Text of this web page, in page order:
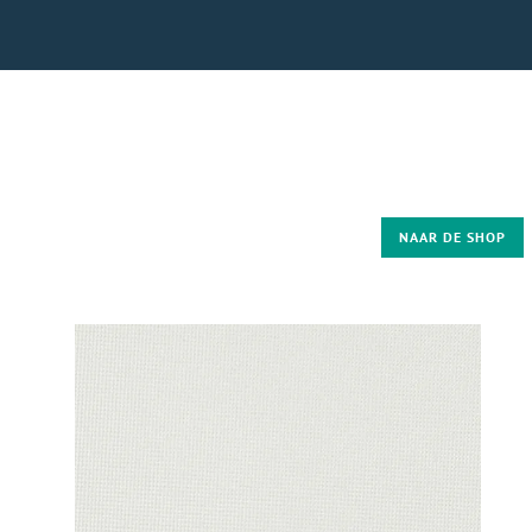
NAAR DE SHOP